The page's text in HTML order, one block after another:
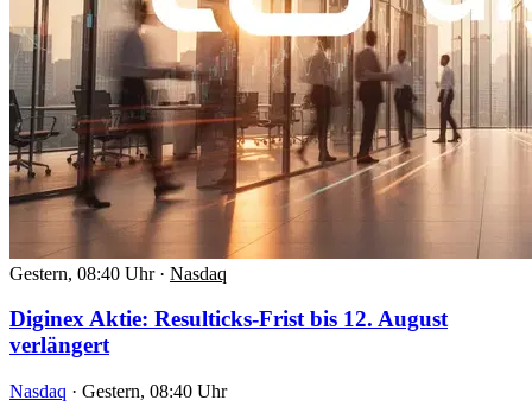
Gestern, 08:40 Uhr · Nasdaq
Diginex Aktie: Resulticks-Frist bis 12. August
verlängert
Nasdaq · Gestern, 08:40 Uhr